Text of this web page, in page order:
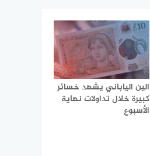
الين الياباني يشهد خسائر
كبيرة خلال تداولات نهاية
الأسبوع